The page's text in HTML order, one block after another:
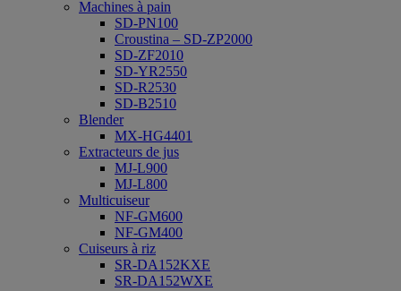
Machines à pain
SD-PN100
Croustina – SD-ZP2000
SD-ZF2010
SD-YR2550
SD-R2530
SD-B2510
Blender
MX-HG4401
Extracteurs de jus
MJ-L900
MJ-L800
Multicuiseur
NF-GM600
NF-GM400
Cuiseurs à riz
SR-DA152KXE
SR-DA152WXE